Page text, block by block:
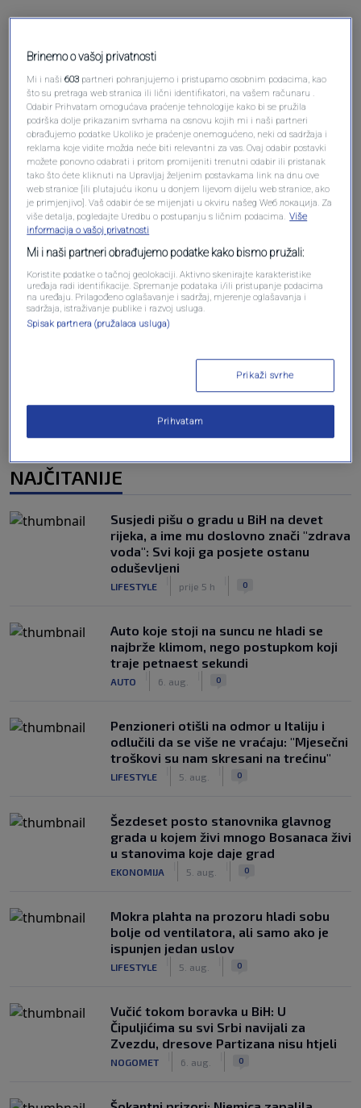
Oglas
NAJČITANIJE
Susjedi pišu o gradu u BiH na devet
rijeka, a ime mu doslovno znači "zdrava
voda": Svi koji ga posjete ostanu
oduševljeni
LIFESTYLE prije 5 h 0
Auto koje stoji na suncu ne hladi se
najbrže klimom, nego postupkom koji
traje petnaest sekundi
AUTO 6. aug. 0
Penzioneri otišli na odmor u Italiju i
odlučili da se više ne vraćaju: "Mjesečni
troškovi su nam skresani na trećinu"
LIFESTYLE 5. aug. 0
Šezdeset posto stanovnika glavnog
grada u kojem živi mnogo Bosanaca živi
u stanovima koje daje grad
EKONOMIJA 5. aug. 0
Mokra plahta na prozoru hladi sobu
bolje od ventilatora, ali samo ako je
ispunjen jedan uslov
LIFESTYLE 5. aug. 0
Vučić tokom boravka u BiH: U
Čipuljićima su svi Srbi navijali za
Zvezdu, dresove Partizana nisu htjeli
NOGOMET 6. aug. 0
Brinemo o vašoj privatnosti
Mi i naši603 partneri pohranjujemo i pristupamo osobnim podacima, kao
što su pretraga web stranica ili lični identifikatori, na vašem računaru .
Odabir Prihvatam omogućava praćenje tehnologije kako bi se pružila
podrška dolje prikazanim svrhama na osnovu kojih mi i naši partneri
obrađujemo podatke Ukoliko je praćenje onemogućeno, neki od sadržaja i
reklama koje vidite možda neće biti relevantni za vas. Ovaj odabir postavki
možete ponovno odabrati i pritom promijeniti trenutni odabir ili pristanak
tako što ćete kliknuti na Upravljaj željenim postavkama link na dnu ove
web stranice [ili plutajuću ikonu u donjem lijevom dijelu web stranice, ako
je primjenjivo]. Vaš odabir će se mijenjati u okviru našeg Wеб локација. Za
više detalja, pogledajte Uredbu o postupanju s ličnim podacima. Više
informacija o vašoj privatnosti
Mi i naši partneri obrađujemo podatke kako bismo pružali:
Koristite podatke o tačnoj geolokaciji. Aktivno skenirajte karakteristike
uređaja radi identifikacije. Spremanje podataka i/ili pristupanje podacima
na uređaju. Prilagođeno oglašavanje i sadržaj, mjerenje oglašavanja i
sadržaja, istraživanje publike i razvoj usluga.
Spisak partnera (pružalaca usluga)
Prikaži svrhe
Prihvatam